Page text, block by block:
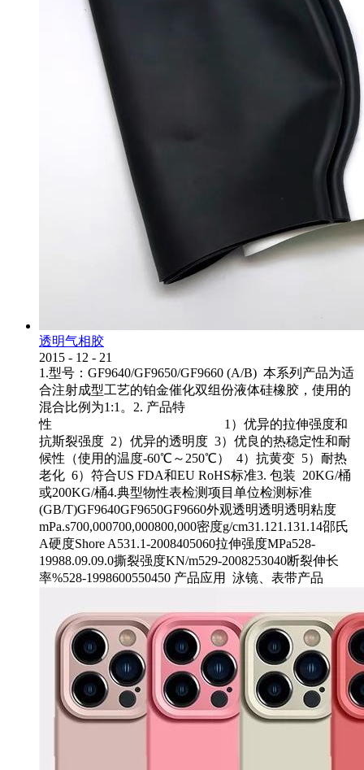
透明气相胶
2015 - 12 - 21
1.型号：GF9640/GF9650/GF9660 (A/B) 本系列产品为适
合注射成型工艺的铂金催化双组份液体硅橡胶，使用的
混合比例为1:1。2. 产品特
性 1）优异的拉伸强度和
抗斯裂强度 2）优异的透明度 3）优良的热稳定性和耐
候性（使用的温度-60℃～250℃） 4）抗黄变 5）耐热
老化 6）符合US FDA和EU RoHS标准3. 包装 20KG/桶
或200KG/桶4.典型物性表检测项目单位检测标准
(GB/T)GF9640GF9650GF9660外观透明透明透明粘度
mPa.s700,000700,000800,000密度g/cm31.121.131.14邵氏
A硬度Shore A531.1-2008405060拉伸强度MPa528-
19988.09.09.0撕裂强度KN/m529-2008253040断裂伸长
率%528-1998600550450 产品应用 泳镜、表带产品